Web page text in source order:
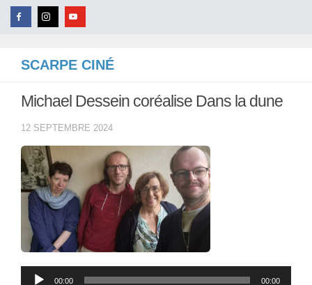
SCARPE CINÉ
Michael Dessein coréalise Dans la dune
12 SEPTEMBRE 2024
Lecteur
00:00 00:00